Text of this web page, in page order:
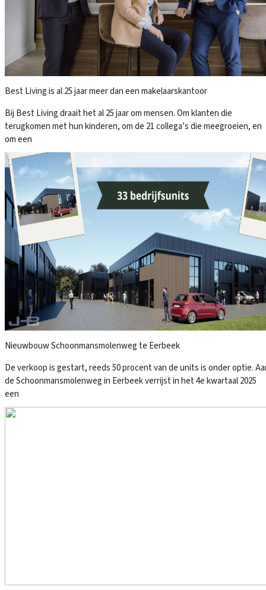
Best Living is al 25 jaar meer dan een makelaarskantoor
Bij Best Living draait het al 25 jaar om mensen. Om klanten die
terugkomen met hun kinderen, om de 21 collega’s die meegroeien, en
om een
Nieuwbouw Schoonmansmolenweg te Eerbeek
De verkoop is gestart, reeds 50 procent van de units is onder optie.
de Schoonmansmolenweg in Eerbeek verrijst in het 4e kwartaal 2025
een